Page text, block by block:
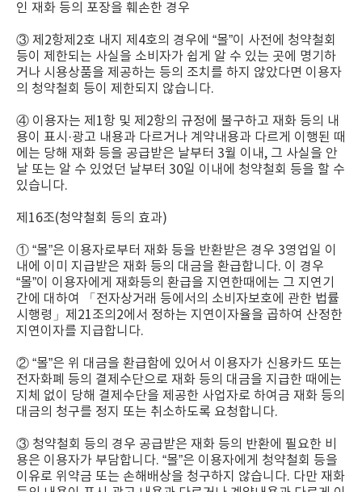
인 재화 등의 포장을 훼손한 경우
③ 제2항제2호 내지 제4호의 경우에 “몰”이 사전에 청약철회
등이 제한되는 사실을 소비자가 쉽게 알 수 있는 곳에 명기하
거나 시용상품을 제공하는 등의 조치를 하지 않았다면 이용자
의 청약철회 등이 제한되지 않습니다.
④ 이용자는 제1항 및 제2항의 규정에 불구하고 재화 등의 내
용이 표시·광고 내용과 다르거나 계약내용과 다르게 이행된 때
에는 당해 재화 등을 공급받은 날부터 3월 이내, 그 사실을 안
날 또는 알 수 있었던 날부터 30일 이내에 청약철회 등을 할 수
있습니다.
제16조(청약철회 등의 효과)
① “몰”은 이용자로부터 재화 등을 반환받은 경우 3영업일 이
내에 이미 지급받은 재화 등의 대금을 환급합니다. 이 경우
“몰”이 이용자에게 재화등의 환급을 지연한때에는 그 지연기
간에 대하여 「전자상거래 등에서의 소비자보호에 관한 법률
시행령」제21조의2에서 정하는 지연이자율을 곱하여 산정한
지연이자를 지급합니다.
② “몰”은 위 대금을 환급함에 있어서 이용자가 신용카드 또는
전자화폐 등의 결제수단으로 재화 등의 대금을 지급한 때에는
지체 없이 당해 결제수단을 제공한 사업자로 하여금 재화 등의
대금의 청구를 정지 또는 취소하도록 요청합니다.
③ 청약철회 등의 경우 공급받은 재화 등의 반환에 필요한 비
용은 이용자가 부담합니다. “몰”은 이용자에게 청약철회 등을
이유로 위약금 또는 손해배상을 청구하지 않습니다. 다만 재화